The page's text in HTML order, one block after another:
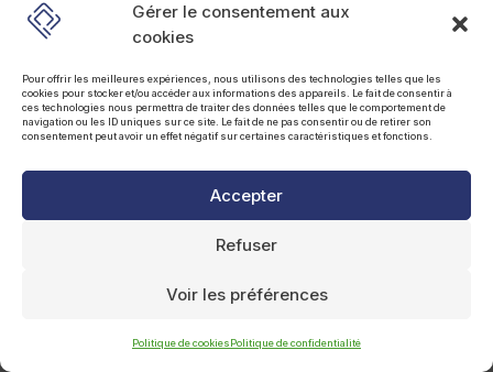
Gérer le consentement aux
cookies
Pour offrir les meilleures expériences, nous utilisons des technologies telles que les
cookies pour stocker et/ou accéder aux informations des appareils. Le fait de consentir à
ces technologies nous permettra de traiter des données telles que le comportement de
navigation ou les ID uniques sur ce site. Le fait de ne pas consentir ou de retirer son
consentement peut avoir un effet négatif sur certaines caractéristiques et fonctions.
Accepter
Refuser
Voir les préférences
Politique de cookiesPolitique de confidentialité